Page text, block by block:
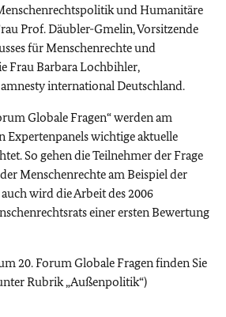
und Humanitäre
Prof. Däubler-Gmelin, Vorsitzende
für Menschenrechte und
Frau Barbara Lochbihler,
international Deutschland.
Globale Fragen“ werden am
Expertenpanels wichtige aktuelle
So gehen die Teilnehmer der Frage
Menschenrechte am Beispiel der
wird die Arbeit des 2006
einer ersten Bewertung
20. Forum Globale Fragen finden Sie
Rubrik „Außenpolitik“)